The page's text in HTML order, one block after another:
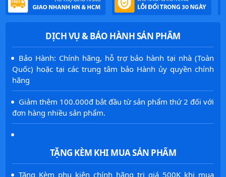
DỊCH VỤ & BẢO HÀNH SẢN PHẨM
· Bảo Hành: Chính hãng, hỗ trợ bảo hành tại nhà (Toàn
Quốc) hoặc tại các trung tâm bảo Hành ủy quyền chính
hãng
· Giảm thêm 100.000đ bắt đầu từ sản phẩm thứ 2 đối với
đơn hàng nhiều sản phẩm.
·
TẶNG KÈM KHI MUA SẢN PHẨM
Tặng Kèm phụ kiện chính hãng trị giá 500K khi mua